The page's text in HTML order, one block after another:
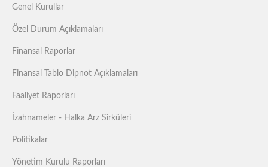
Genel Kurullar
Özel Durum Açıklamaları
Finansal Raporlar
Finansal Tablo Dipnot Açıklamaları
Faaliyet Raporları
İzahnameler - Halka Arz Sirküleri
Politikalar
Yönetim Kurulu Raporları